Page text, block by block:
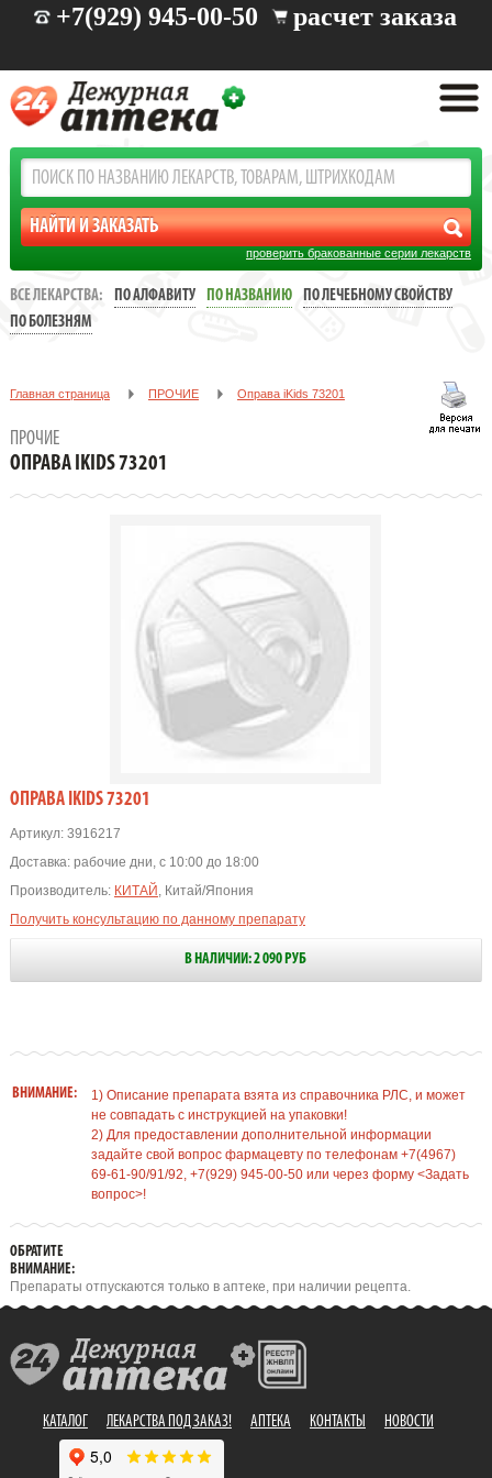
+7(929) 945-00-50 расчет заказа
проверить бракованные серии лекарств
ВСЕ ЛЕКАРСТВА: ПО АЛФАВИТУ ПО НАЗВАНИЮ
ПО ЛЕЧЕБНОМУ СВОЙСТВУ
ПО БОЛЕЗНЯМ
Главная страница ПРОЧИЕ Oправа iKids 73201
ПРОЧИЕ
OПРАВА IKIDS 73201
OПРАВА IKIDS 73201
Артикул:3916217
Доставка: рабочие дни, с 10:00 до 18:00
Производитель: КИТАЙ , Китай/Япония
Получить консультацию по данному препарату
В НАЛИЧИИ: 2 090 РУБ
ВНИМАНИЕ:
1) Описание препарата взята из справочника РЛС, и может
не совпадать с инструкцией на упаковки!
2) Для предоставлении дополнительной информации
задайте свой вопрос фармацевту по телефонам +7(4967)
69-61-90/91/92, +7(929) 945-00-50 или через форму <Задать
вопрос>!
ОБРАТИТЕ
ВНИМАНИЕ:
Препараты отпускаются только в аптеке, при наличии рецепта.
КАТАЛОГ ЛЕКАРСТВА ПОД ЗАКАЗ! АПТЕКА КОНТАКТЫ НОВОСТИ